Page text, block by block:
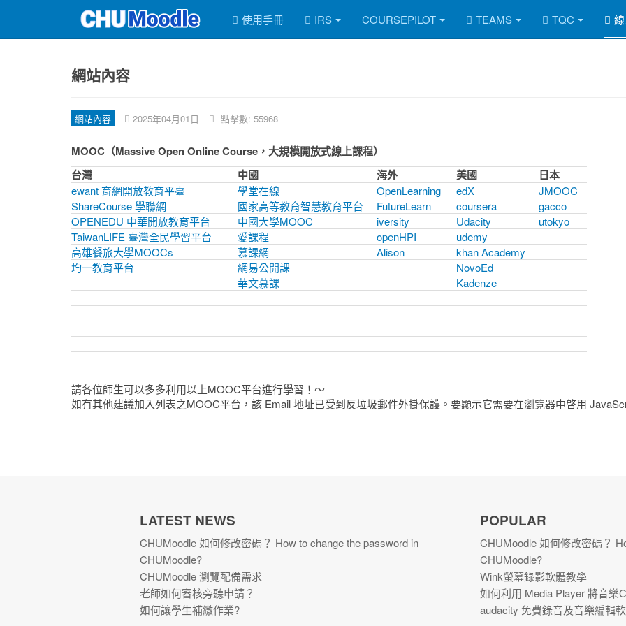
使用手冊 IRS COURSEPILOT TEAMS TQC
網站內容
網站內容 2025年04月01日 點擊數: 55968
MOOC（Massive Open Online Course，大規模開放式線上課程）
台灣
中國 海外 美國 日本
ewant 育網開放教育平臺 學堂在線 OpenLearning edX
JMOOC
ShareCourse 學聯網
國家高等教育智慧教育平台 FutureLearn coursera
gacco
OPENEDU 中華開放教育平台
中國大學MOOC iversity Udacity
utokyo
TaiwanLIFE 臺灣全民學習平台
愛課程 openHPI
udemy
高雄餐旅大學MOOCs
慕課網 Alison
khan Academy
均一教育平台
網易公開課
NovoEd
華文慕課
Kadenze
請各位師生可以多多利用以上MOOC平台進行學習！～
如有其他建議加入列表之MOOC平台， 該 Email 地址已受到反垃圾郵件外掛保護。要顯示它需要在瀏覽器中啓用
LATEST NEWS
CHUMoodle 如何修改密碼？ How to change the password in
CHUMoodle?
CHUMoodle 瀏覽配備需求
老師如何審核旁聽申請？
如何讓學生補繳作業?
POPULAR
CHUMoodle 如何修改密碼？
CHUMoodle?
Wink螢幕錄影軟體教學
如何利用 Media Player 將音樂
audacity 免費錄音及音樂編輯